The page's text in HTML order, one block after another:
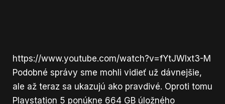
https://www.youtube.com/watch?v=fYtJWIxt3-M
Podobné správy sme mohli vidieť už dávnejšie,
ale až teraz sa ukazujú ako pravdivé. Oproti tomu
Playstation 5 ponúkne 664 GB úložného